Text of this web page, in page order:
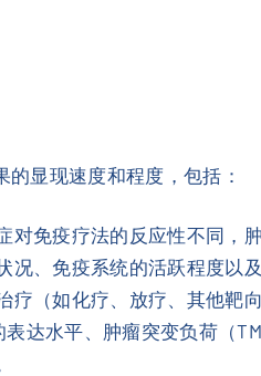
显现速度和程度，包括：
对免疫疗法的反应性不同，
况、免疫系统的活跃程度以
疗（如化疗、放疗、其他靶
表达水平、肿瘤突变负荷（